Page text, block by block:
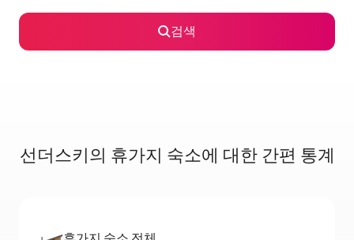
검색
선더스키의 휴가지 숙소에 대한 간편 통계